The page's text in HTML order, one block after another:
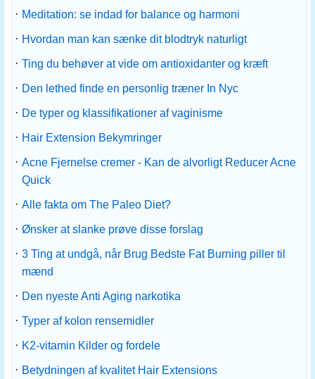
· Meditation: se indad for balance og harmoni
· Hvordan man kan sænke dit blodtryk naturligt
· Ting du behøver at vide om antioxidanter og kræft
· Den lethed finde en personlig træner In Nyc
· De typer og klassifikationer af vaginisme
· Hair Extension Bekymringer
· Acne Fjernelse cremer - Kan de alvorligt Reducer Acne
Quick
· Alle fakta om The Paleo Diet?
· Ønsker at slanke prøve disse forslag
· 3 Ting at undgå, når Brug Bedste Fat Burning piller til
mænd
· Den nyeste Anti Aging narkotika
· Typer af kolon rensemidler
· K2-vitamin Kilder og fordele
· Betydningen af ​​kvalitet Hair Extensions